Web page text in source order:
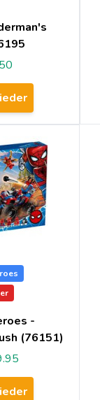
-
(76151)